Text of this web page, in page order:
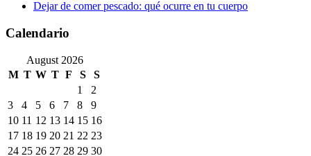
Dejar de comer pescado: qué ocurre en tu cuerpo
Calendario
August 2026
M T W T F S
S
1
2
3
4 5 6 7 8
9
10 11 12 13 14 15 16
17 18 19 20 21 22 23
24 25 26 27 28 29 30